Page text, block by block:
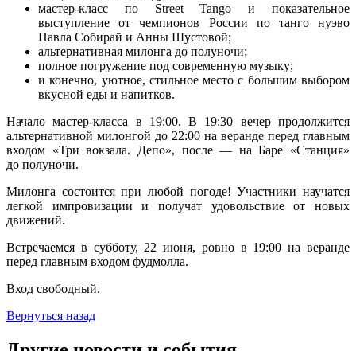
мастер-класс по Street Tango и показательное
выступление от чемпионов России по танго нуэво
Павла Собирай и Анны Шустовой;
альтернативная милонга до полуночи;
полное погружение под современную музыку;
и конечно, уютное, стильное место с большим выбором
вкусной еды и напитков.
Начало мастер-класса в 19:00. В 19:30 вечер продолжится
альтернативной милонгой до 22:00 на веранде перед главным
входом «Три вокзала. Депо», после — на Баре «Станция»
до полуночи.
Милонга состоится при любой погоде! Участники научатся
легкой импровизации и получат удовольствие от новых
движений.
Встречаемся в субботу, 22 июня, ровно в 19:00 на веранде
перед главным входом фудмолла.
Вход свободный.
Вернуться назад